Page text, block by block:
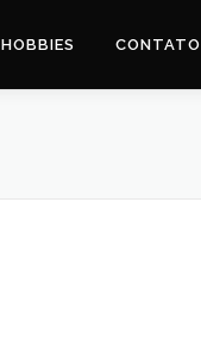
HOBBIES CONTATO